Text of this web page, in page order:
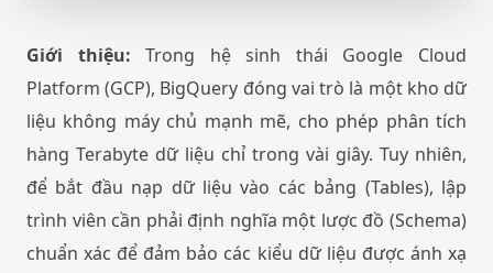
Giới thiệu: Trong hệ sinh thái Google Cloud
Platform (GCP), BigQuery đóng vai trò là một kho dữ
liệu không máy chủ mạnh mẽ, cho phép phân tích
hàng Terabyte dữ liệu chỉ trong vài giây. Tuy nhiên,
để bắt đầu nạp dữ liệu vào các bảng (Tables), lập
trình viên cần phải định nghĩa một lược đồ (Schema)
chuẩn xác để đảm bảo các kiểu dữ liệu được ánh xạ